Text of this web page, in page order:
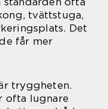
tvättstuga,
Det
får mer
tryggheten.
ofta lugnare